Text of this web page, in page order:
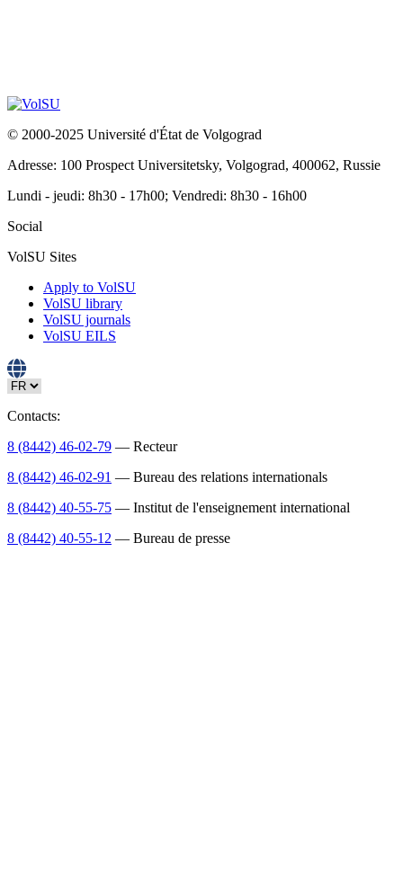
© 2000-2025 Université d'État de Volgograd
Adresse: 100 Prospect Universitetsky, Volgograd, 400062, Russie
Lundi - jeudi: 8h30 - 17h00; Vendredi: 8h30 - 16h00
Social
VolSU Sites
Apply to VolSU
VolSU library
VolSU journals
VolSU EILS
Contacts:
8 (8442) 46-02-79 — Recteur
8 (8442) 46-02-91 — Bureau des relations internationals
8 (8442) 40-55-75 — Institut de l'enseignement international
8 (8442) 40-55-12 — Bureau de presse